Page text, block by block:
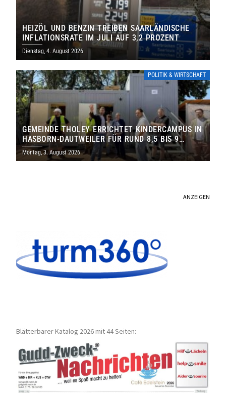
HEIZÖL UND BENZIN TREIBEN SAARLÄNDISCHE
INFLATIONSRATE IM JULI AUF 3,2 PROZENT
Dienstag, 4. August 2026
POLITIK & WIRTSCHAFT
GEMEINDE THOLEY ERRICHTET KINDERCAMPUS IN
HASBORN-DAUTWEILER FÜR RUND 8,5 BIS 9
MILLIONEN EURO
Montag, 3. August 2026
ANZEIGEN
Blätterbarer Katalog 2026 mit 44 Seiten: